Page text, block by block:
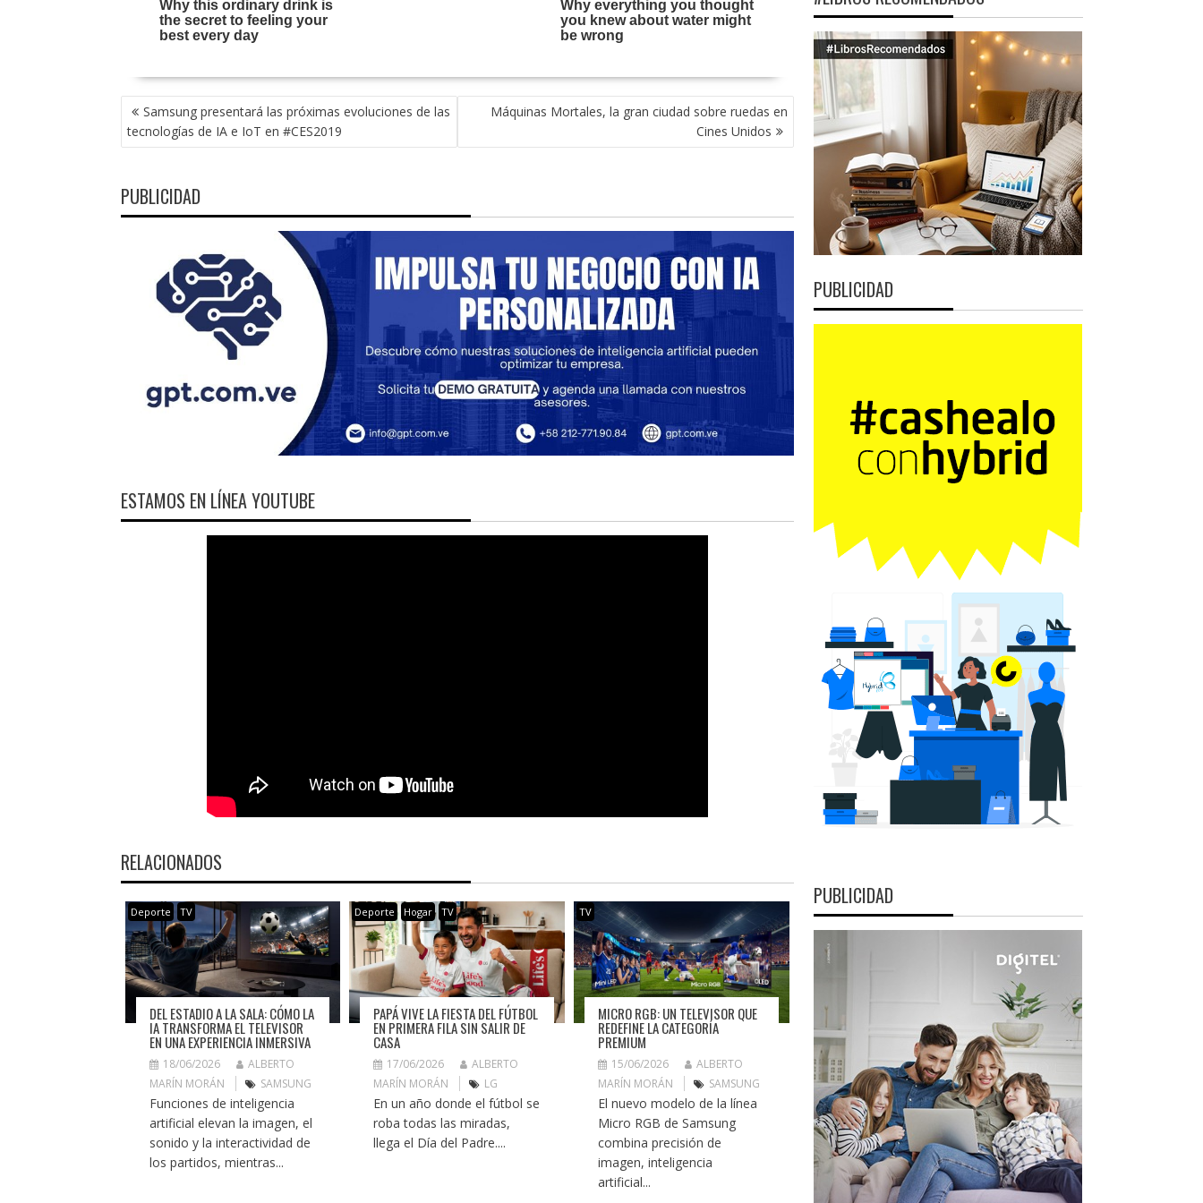
NAVEGACIÓN
DE
ENTRADAS
Samsung presentará las próximas evoluciones de las
tecnologías de IA e IoT en #CES2019
Máquinas Mortales, la gran ciudad sobre ruedas en
Cines Unidos
PUBLICIDAD
ESTAMOS EN LÍNEA YOUTUBE
RELACIONADOS
Deporte TV
DEL ESTADIO A LA SALA: CÓMO LA
IA TRANSFORMA EL TELEVISOR
EN UNA EXPERIENCIA INMERSIVA
18/06/2026
ALBERTO
MARÍN MORÁN
SAMSUNG
Funciones de inteligencia
artificial elevan la imagen, el
sonido y la interactividad de
los partidos, mientras...
Deporte Hogar TV
PAPÁ VIVE LA FIESTA DEL FÚTBOL
EN PRIMERA FILA SIN SALIR DE
CASA
17/06/2026
ALBERTO
MARÍN MORÁN
LG
En un año donde el fútbol se
roba todas las miradas,
llega el Día del Padre....
TV
MICRO RGB: UN TELEVISOR QUE
REDEFINE LA CATEGORÍA
PREMIUM
15/06/2026
ALBERTO
MARÍN MORÁN
SAMSUNG
El nuevo modelo de la línea
Micro RGB de Samsung
combina precisión de
imagen, inteligencia
artificial...
PUBLICIDAD
PUBLICIDAD